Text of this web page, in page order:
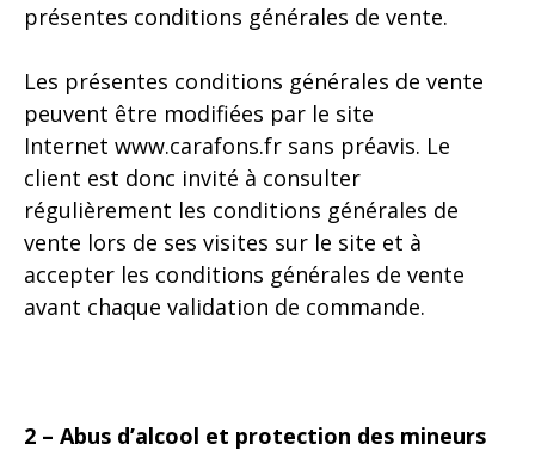
présentes conditions générales de vente.
Les présentes conditions générales de vente
peuvent être modifiées par le site
Internet www.carafons.fr sans préavis. Le
client est donc invité à consulter
régulièrement les conditions générales de
vente lors de ses visites sur le site et à
accepter les conditions générales de vente
avant chaque validation de commande.
2 – Abus d’alcool et protection des mineurs